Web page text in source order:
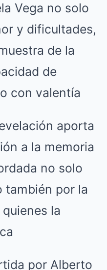
Vega no solo
y dificultades,
de la
de
con valentía
aporta
a la memoria
no solo
también por la
la
por Alberto